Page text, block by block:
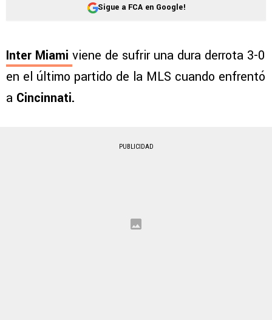
Sigue a FCA en Google!
Inter Miami viene de sufrir una dura derrota 3-0
en el último partido de la MLS cuando enfrentó
a Cincinnati.
PUBLICIDAD